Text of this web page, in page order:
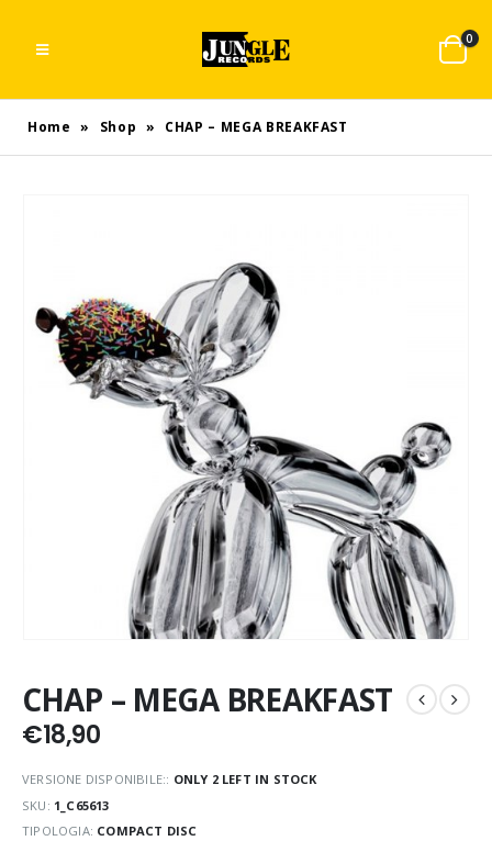
0
Home » Shop » CHAP – MEGA BREAKFAST
CHAP – MEGA BREAKFAST
€18,90
VERSIONE DISPONIBILE:: ONLY 2 LEFT IN STOCK
SKU: 1_C65613
TIPOLOGIA: COMPACT DISC